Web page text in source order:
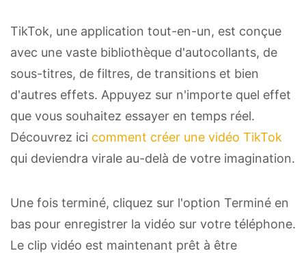
TikTok, une application tout-en-un, est conçue
avec une vaste bibliothèque d'autocollants, de
sous-titres, de filtres, de transitions et bien
d'autres effets. Appuyez sur n'importe quel effet
que vous souhaitez essayer en temps réel.
Découvrez ici comment créer une vidéo TikTok
qui deviendra virale au-delà de votre imagination.
Une fois terminé, cliquez sur l'option Terminé en
bas pour enregistrer la vidéo sur votre téléphone.
Le clip vidéo est maintenant prêt à être